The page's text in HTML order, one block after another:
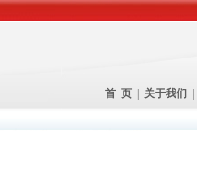
首 页| 关于我们